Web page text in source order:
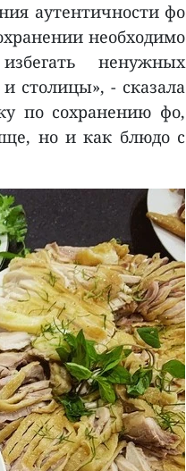
аутентичности фо
необходимо
ненужных
столицы», - сказала
по сохранению фо,
но и как блюдо с